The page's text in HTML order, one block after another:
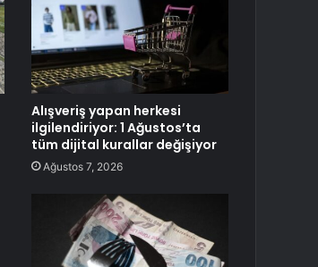
Alışveriş yapan herkesi
ilgilendiriyor: 1 Ağustos’ta
tüm dijital kurallar değişiyor
Ağustos 7, 2026